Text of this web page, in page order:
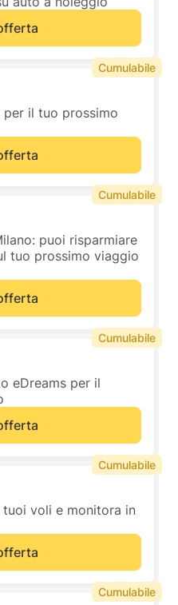
il tuo prossimo
Cumulabile
puoi risparmiare
tuo prossimo viaggio
Cumulabile
eDreams per il
Cumulabile
voli e monitora in
Cumulabile
Cumulabile